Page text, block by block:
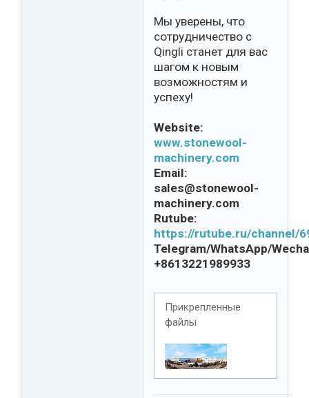
Мы уверены, что
сотрудничество с
Qingli станет для вас
шагом к новым
возможностям и
успеху!
Website:
www.stonewool-
machinery.com
Email:
sales@stonewool-
machinery.com
Rutube:
https://rutube.ru/channel/
Telegram/WhatsApp/
+8613221989933
Прикрепленные
файлы